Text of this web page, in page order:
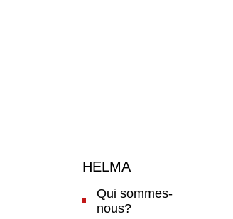
HELMA
Qui sommes-
nous?